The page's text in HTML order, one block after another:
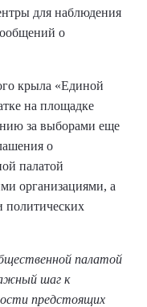
для наблюдения
о
крыла «Единой
на площадке
за выборами еще
о
палатой
организациями, а
политических
палатой
шаг к
предстоящих